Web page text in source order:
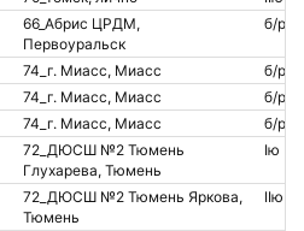
66_Абрис ЦРДМ,
Первоуральск
б/р
74_г. Миасс, Миасс
б/р
74_г. Миасс, Миасс
б/р
74_г. Миасс, Миасс
б/р
72_ДЮСШ №2 Тюмень
Глухарева, Тюмень
Iю
72_ДЮСШ №2 Тюмень Яркова,
Тюмень
IIю